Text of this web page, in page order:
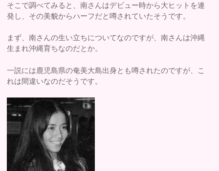
そこで調べてみると、南さんはデビュー時から大ヒットを連
発し、その美貌からハーフだと噂されていたそうです。
まず、南さんの生い立ちについてなのですが、南さんは沖縄
生まれ沖縄育ちなのだとか。
一説には鹿児島県の奄美大島出身とも噂されたのですが、こ
れは間違いなのだそうです。